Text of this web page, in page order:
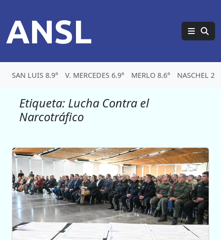
ANSL
SAN LUIS 8.9° V. MERCEDES 6.9° MERLO 8.6° NASCHEL 2°
Etiqueta: Lucha Contra el
Narcotráfico